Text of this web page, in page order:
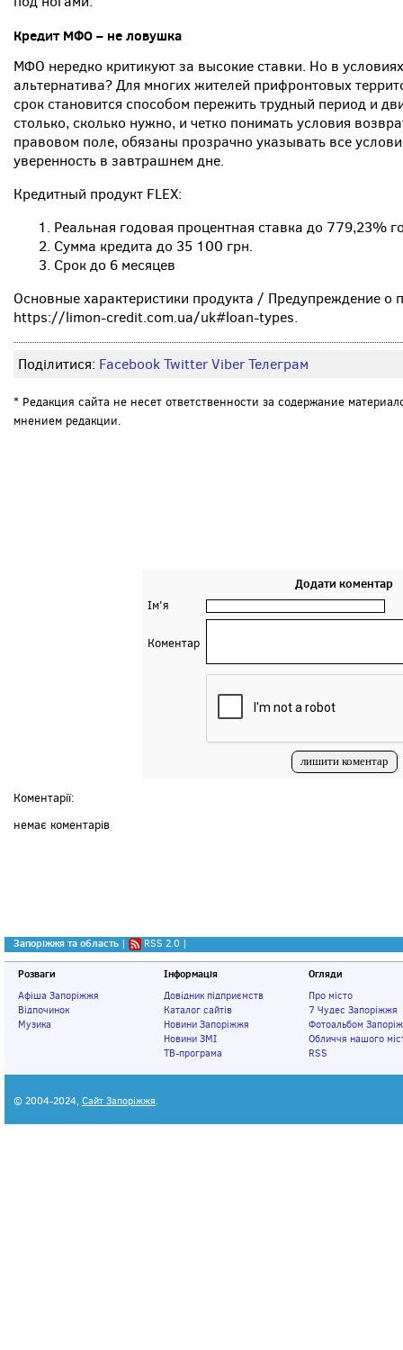
Кредит МФО – не ловушка
МФО нередко критикуют за высокие ставки. Но в
альтернатива? Для многих жителей прифронтовых
срок становится способом пережить трудный период и
столько, сколько нужно, и четко понимать условия
правовом поле, обязаны прозрачно указывать все
уверенность в завтрашнем дне.
Кредитный продукт FLEX:
Реальная годовая процентная ставка до 779,23%
Сумма кредита до 35 100 грн.
Срок до 6 месяцев
Основные характеристики продукта / Предупреждение о
https://limon-credit.com.ua/uk#loan-types.
Поділитися: FacebookTwitterViberТелеграм
* Редакция сайта не несет ответственности за содержание
мнением редакции.
Додати коментар
Ім'я
Коментар
Коментарії:
немає коментарів
Запоріжжя та область | RSS 2.0 |
Розваги
Афіша Запоріжжя
Відпочинок
Музика
Інформація
Довідник підприємств
Каталог сайтів
Новини Запоріжжя
Новини ЗМІ
ТВ-програма
Огляди
Про місто
7 Чудес Запоріжжя
Фотоальбом
Обличчя нашого
RSS
© 2004-2024, Сайт Запоріжжя.